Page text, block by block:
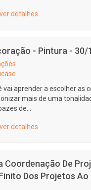
ver detalhes
- Pintura - 30/
vai aprender a escolher as
mais de uma
de...
ver detalhes
Coordenação De
Dos Projetos